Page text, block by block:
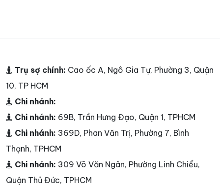
Trụ sợ chính: Cao ốc A, Ngô Gia Tự, Phường 3, Quận
10, TP HCM
Chi nhánh:
Chi nhánh: 69B, Trần Hưng Đạo, Quận 1, TPHCM
Chi nhánh: 369D, Phan Văn Trị, Phường 7, Bình
Thạnh, TPHCM
Chi nhánh: 309 Võ Văn Ngân, Phường Linh Chiểu,
Quận Thủ Đức, TPHCM